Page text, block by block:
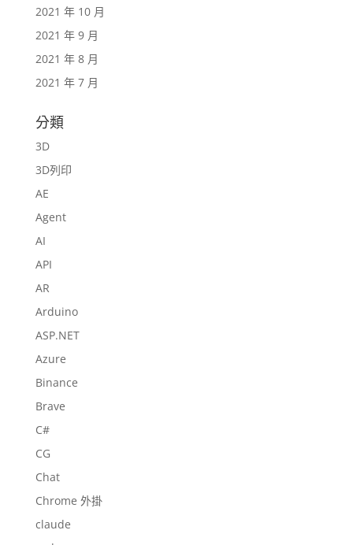
2021 年 10 月
2021 年 9 月
2021 年 8 月
2021 年 7 月
分類
3D
3D列印
AE
Agent
AI
API
AR
Arduino
ASP.NET
Azure
Binance
Brave
C#
CG
Chat
Chrome 外掛
claude